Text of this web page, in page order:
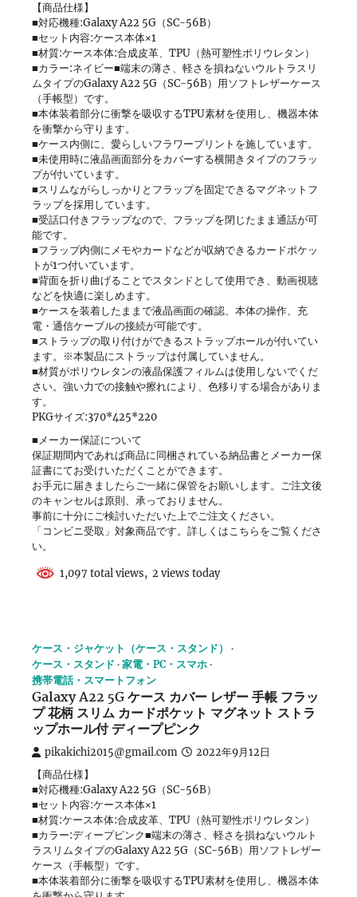
【商品仕様】
■対応機種:Galaxy A22 5G（SC-56B）
■セット内容:ケース本体×1
■材質:ケース本体:合成皮革、TPU（熱可塑性ポリウレタン）
■カラー:ネイビー■端末の薄さ、軽さを損ねないウルトラスリ
ムタイプのGalaxy A22 5G（SC-56B）用ソフトレザーケース
（手帳型）です。
■本体装着部分に衝撃を吸収するTPU素材を使用し、機器本体
を衝撃から守ります。
■ケース内側に、愛らしいフラワープリントを施しています。
■未使用時に液晶画面部分をカバーする横開きタイプのフラッ
プが付いています。
■スリムながらしっかりとフラップを固定できるマグネットフ
ラップを採用しています。
■受話口付きフラップなので、フラップを閉じたまま通話が可
能です。
■フラップ内側にメモやカードなどが収納できるカードポケッ
トが1つ付いています。
■背面を折り曲げることでスタンドとして使用でき、動画視聴
などを快適に楽しめます。
■ケースを装着したままで液晶画面の確認、本体の操作、充
電・通信ケーブルの接続が可能です。
■ストラップの取り付けができるストラップホールが付いてい
ます。※本製品にストラップは付属していません。
■材質がポリウレタンの液晶保護フィルムは使用しないでくだ
さい。強い力での接触や擦れにより、色移りする場合がありま
す。
PKGサイズ:370*425*220
■メーカー保証について
保証期間内であれば商品に同梱されている納品書とメーカー保
証書にてお受けいただくことができます。
お手元に届きましたらご一緒に保管をお願いします。ご注文後
のキャンセルは原則、承っておりません。
事前に十分にご検討いただいた上でご注文ください。
「コンビニ受取」対象商品です。詳しくはこちらをご覧くださ
い。
1,097 total views, 2 views today
ケース・ジャケット（ケース・スタンド）
ケース・スタンド
家電・PC・スマホ
携帯電話・スマートフォン
Galaxy A22 5G ケース カバー レザー 手帳 フラッ
プ 花柄 スリム カードポケット マグネット ストラ
ップホール付 ディープピンク
pikakichi2015@gmail.com 2022年9月12日
【商品仕様】
■対応機種:Galaxy A22 5G（SC-56B）
■セット内容:ケース本体×1
■材質:ケース本体:合成皮革、TPU（熱可塑性ポリウレタン）
■カラー:ディープピンク■端末の薄さ、軽さを損ねないウルト
ラスリムタイプのGalaxy A22 5G（SC-56B）用ソフトレザー
ケース（手帳型）です。
■本体装着部分に衝撃を吸収するTPU素材を使用し、機器本体